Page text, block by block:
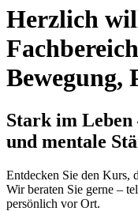
Herzlich
Bewegung,
Stark im Leben
und mentale
Entdecken Sie den Kurs,
Wir beraten Sie gerne –
persönlich vor Ort.